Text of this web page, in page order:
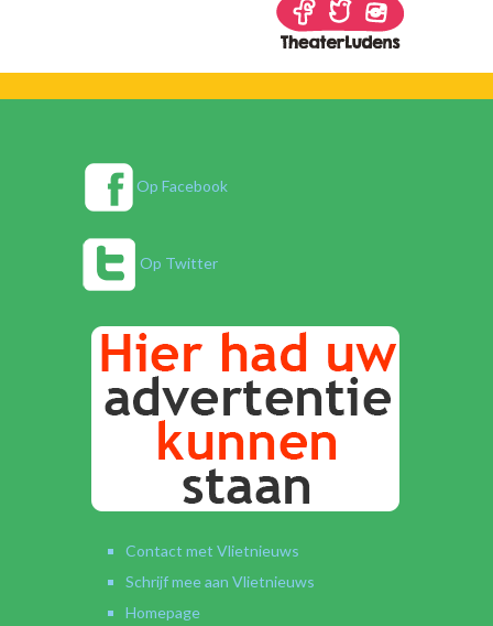
Op Facebook
Op Twitter
Contact met Vlietnieuws
Schrijf mee aan Vlietnieuws
Homepage